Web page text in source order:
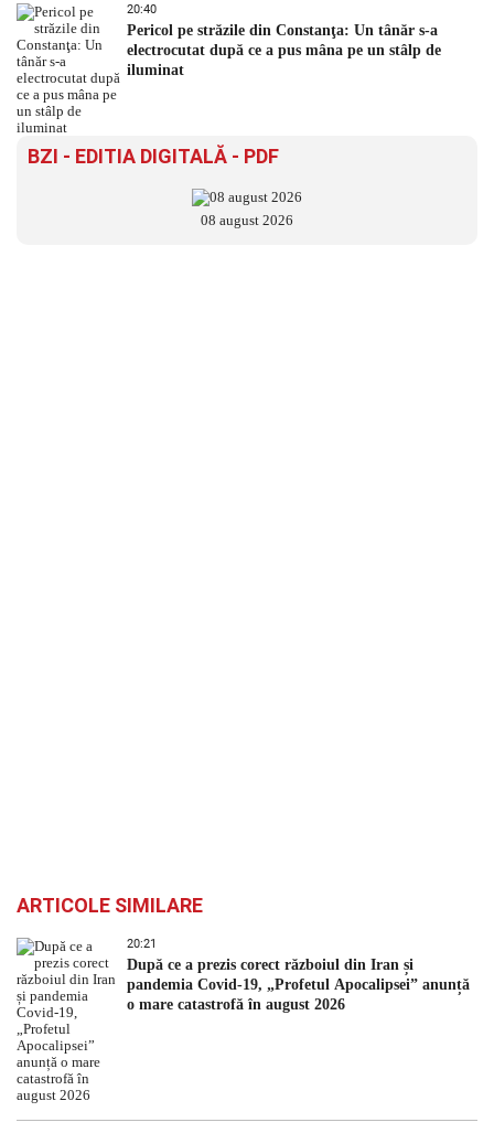
20:40
Pericol pe străzile din Constanţa: Un tânăr s-a
electrocutat după ce a pus mâna pe un stâlp de
iluminat
BZI - EDITIA DIGITALĂ - PDF
08 august 2026
ARTICOLE SIMILARE
20:21
După ce a prezis corect războiul din Iran și
pandemia Covid-19, „Profetul Apocalipsei” anunță
o mare catastrofă în august 2026